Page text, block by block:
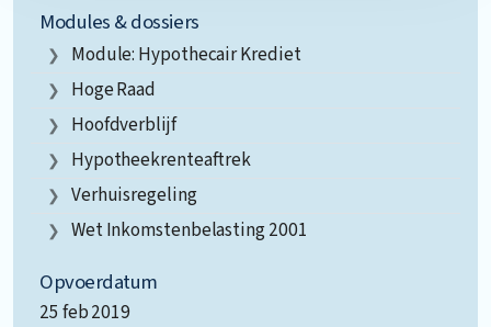
Modules & dossiers
Module: Hypothecair Krediet
Hoge Raad
Hoofdverblijf
Hypotheekrenteaftrek
Verhuisregeling
Wet Inkomstenbelasting 2001
Opvoerdatum
25 feb 2019